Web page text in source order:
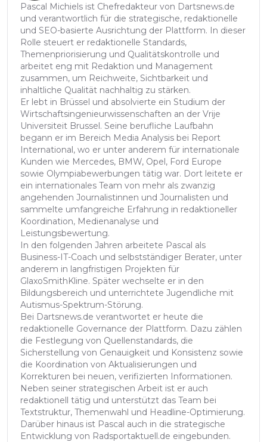
Pascal Michiels ist Chefredakteur von Dartsnews.de
und verantwortlich für die strategische, redaktionelle
und SEO-basierte Ausrichtung der Plattform. In dieser
Rolle steuert er redaktionelle Standards,
Themenpriorisierung und Qualitätskontrolle und
arbeitet eng mit Redaktion und Management
zusammen, um Reichweite, Sichtbarkeit und
inhaltliche Qualität nachhaltig zu stärken.
Er lebt in Brüssel und absolvierte ein Studium der
Wirtschaftsingenieurwissenschaften an der Vrije
Universiteit Brussel. Seine berufliche Laufbahn
begann er im Bereich Media Analysis bei Report
International, wo er unter anderem für internationale
Kunden wie Mercedes, BMW, Opel, Ford Europe
sowie Olympiabewerbungen tätig war. Dort leitete er
ein internationales Team von mehr als zwanzig
angehenden Journalistinnen und Journalisten und
sammelte umfangreiche Erfahrung in redaktioneller
Koordination, Medienanalyse und
Leistungsbewertung.
In den folgenden Jahren arbeitete Pascal als
Business-IT-Coach und selbstständiger Berater, unter
anderem in langfristigen Projekten für
GlaxoSmithKline. Später wechselte er in den
Bildungsbereich und unterrichtete Jugendliche mit
Autismus-Spektrum-Störung.
Bei Dartsnews.de verantwortet er heute die
redaktionelle Governance der Plattform. Dazu zählen
die Festlegung von Quellenstandards, die
Sicherstellung von Genauigkeit und Konsistenz sowie
die Koordination von Aktualisierungen und
Korrekturen bei neuen, verifizierten Informationen.
Neben seiner strategischen Arbeit ist er auch
redaktionell tätig und unterstützt das Team bei
Textstruktur, Themenwahl und Headline-Optimierung.
Darüber hinaus ist Pascal auch in die strategische
Entwicklung von Radsportaktuell.de eingebunden.